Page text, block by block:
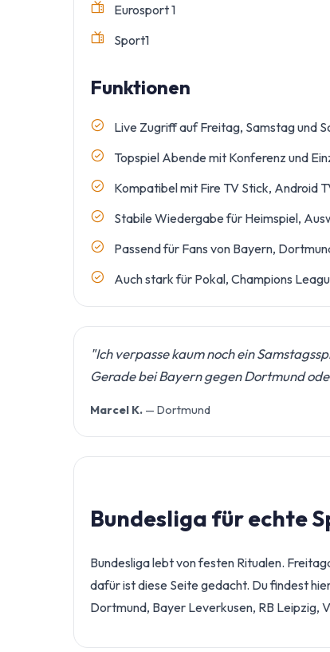
Eurosport 1
Sport1
Funktionen
Live Zugriff auf Freitag, Samstag und
Topspiel Abende mit Konferenz und
Kompatibel mit Fire TV Stick, Android
Stabile Wiedergabe für Heimspiel,
Passend für Fans von Bayern,
Auch stark für Pokal, Champions
"Ich verpasse kaum noch ein
Gerade bei Bayern gegen Dortmund
Marcel K. — Dortmund
Bundesliga für echte
Bundesliga lebt von festen Ritualen.
dafür ist diese Seite gedacht. Du findest
Dortmund, Bayer Leverkusen, RB Leipzig,